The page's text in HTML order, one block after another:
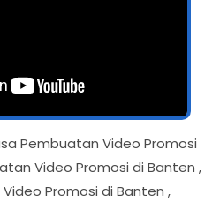
Pembuatan Video Promosi
Video Promosi di Banten ,
Promosi di Banten ,